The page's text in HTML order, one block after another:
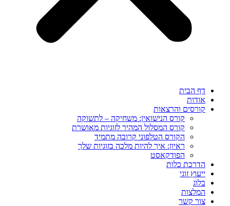
דף הבית
אודות
קורסים והרצאות
קורס הנישואין: משחיקה – לתשוקה
קורס המסלול המהיר לזוגיות מאושרת
הקורס הטלפוני קרובה מתמיד
ראיון: איך להיות מלכה בזוגיות שלך
הפודקאסט
הדרכת כלות
ייעוץ זוגי
בלוג
המלצות
צור קשר